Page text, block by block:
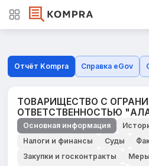
Отчёт Kompra Справка eGov
ТОВАРИЩЕСТВО С
ОТВЕТСТВЕННОСТЬЮ
Основная информация
Налоги и финансы
Суды
Закупки и госконтракты